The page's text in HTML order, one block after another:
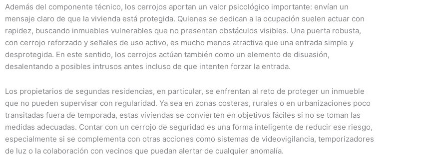
Además del componente técnico, los cerrojos aportan un valor psicológico importante: envían un
mensaje claro de que la vivienda está protegida. Quienes se dedican a la ocupación suelen actuar con
rapidez, buscando inmuebles vulnerables que no presenten obstáculos visibles. Una puerta robusta,
con cerrojo reforzado y señales de uso activo, es mucho menos atractiva que una entrada simple y
desprotegida. En este sentido, los cerrojos actúan también como un elemento de disuasión,
desalentando a posibles intrusos antes incluso de que intenten forzar la entrada.
Los propietarios de segundas residencias, en particular, se enfrentan al reto de proteger un inmueble
que no pueden supervisar con regularidad. Ya sea en zonas costeras, rurales o en urbanizaciones poco
transitadas fuera de temporada, estas viviendas se convierten en objetivos fáciles si no se toman las
medidas adecuadas. Contar con un cerrojo de seguridad es una forma inteligente de reducir ese riesgo,
especialmente si se complementa con otras acciones como sistemas de videovigilancia, temporizadores
de luz o la colaboración con vecinos que puedan alertar de cualquier anomalía.